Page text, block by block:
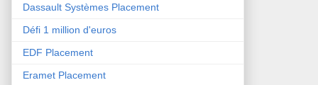
Dassault Systèmes Placement
Défi 1 million d'euros
EDF Placement
Eramet Placement